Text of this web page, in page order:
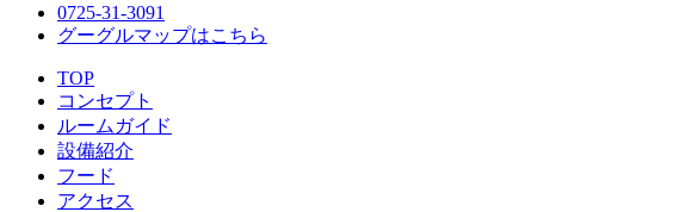
0725-31-3091
グーグルマップはこちら
TOP
コンセプト
ルームガイド
設備紹介
フード
アクセス